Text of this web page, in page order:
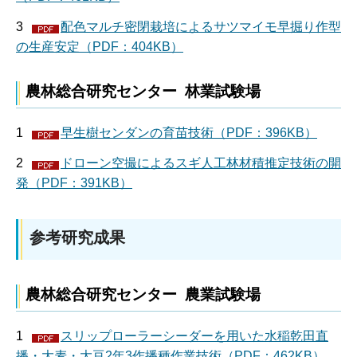
3
配色マルチ密閉栽培によるサツマイモ早掘り作型
の生産安定（PDF：404KB）
農林総合研究センター 林業試験場
1 早生樹センダンの育苗技術（PDF：396KB）
2
ドローン空撮によるスギ人工林材積推定技術の開
発（PDF：391KB）
参考研究成果
農林総合研究センター 農業試験場
1
スリップローラーシーダーを用いた水稲乾田直